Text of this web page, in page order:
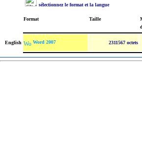
sélectionnez le format et la langue
Format Taille
English Word 2007 2311567 octets